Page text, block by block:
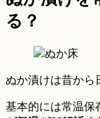
る？
ぬか漬けは昔から
基本的には常温保